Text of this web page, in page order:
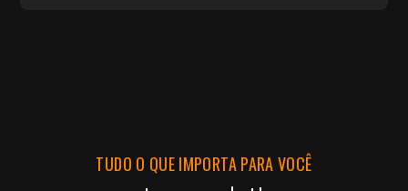
TUDO O QUE IMPORTA PARA VOCÊ